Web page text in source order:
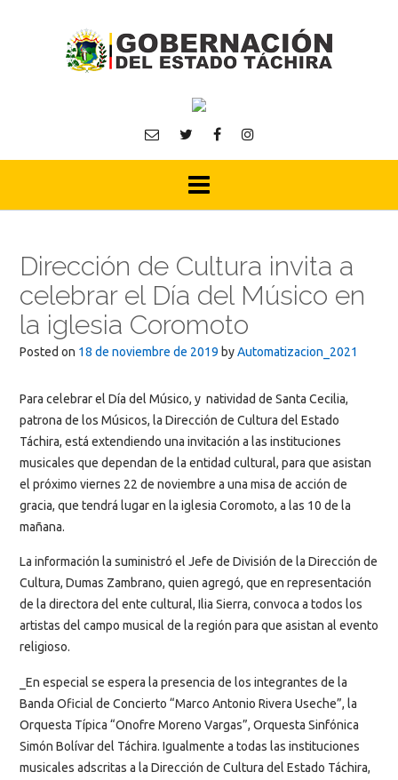
Dirección de Cultura invita a
celebrar el Día del Músico en
la iglesia Coromoto
Posted on 18 de noviembre de 2019 byAutomatizacion_2021
Para celebrar el Día del Músico, y natividad de Santa Cecilia,
patrona de los Músicos, la Dirección de Cultura del Estado
Táchira, está extendiendo una invitación a las instituciones
musicales que dependan de la entidad cultural, para que asistan
el próximo viernes 22 de noviembre a una misa de acción de
gracia, que tendrá lugar en la iglesia Coromoto, a las 10 de la
mañana.
La información la suministró el Jefe de División de la Dirección de
Cultura, Dumas Zambrano, quien agregó, que en representación
de la directora del ente cultural, Ilia Sierra, convoca a todos los
artistas del campo musical de la región para que asistan al evento
religioso.
_En especial se espera la presencia de los integrantes de la
Banda Oficial de Concierto “Marco Antonio Rivera Useche”, la
Orquesta Típica “Onofre Moreno Vargas”, Orquesta Sinfónica
Simón Bolívar del Táchira. Igualmente a todas las instituciones
musicales adscritas a la Dirección de Cultura del Estado Táchira,